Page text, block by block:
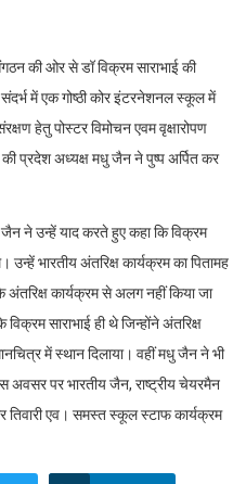
की ओर से डॉ विक्रम साराभाई की
में एक गोष्ठी कोर इंटरनेशनल स्कूल में
हेतु पोस्टर विमोचन एवम वृक्षारोपण
प्रदेश अध्यक्ष मधु जैन ने पुष्प अर्पित कर
ने उन्हें याद करते हुए कहा कि विक्रम
उन्हें भारतीय अंतरिक्ष कार्यक्रम का पितामह
अंतरिक्ष कार्यक्रम से अलग नहीं किया जा
साराभाई ही थे जिन्होंने अंतरिक्ष
में स्थान दिलाया। वहीं मधु जैन ने भी
अवसर पर भारतीय जैन, राष्ट्रीय चेयरमैन
तिवारी एव। समस्त स्कूल स्टाफ कार्यक्रम